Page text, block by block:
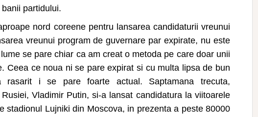
partidului.
nord coreene pentru lansarea candidaturii vreunui
vreunui program de guvernare par expirate, nu este
se pare chiar ca am creat o metoda pe care doar unii
Ceea ce noua ni se pare expirat si cu multa lipsa de bun
rasarit i se pare foarte actual. Saptamana trecuta,
Vladimir Putin, si-a lansat candidatura la viitoarele
stadionul Lujniki din Moscova, in prezenta a peste 80000